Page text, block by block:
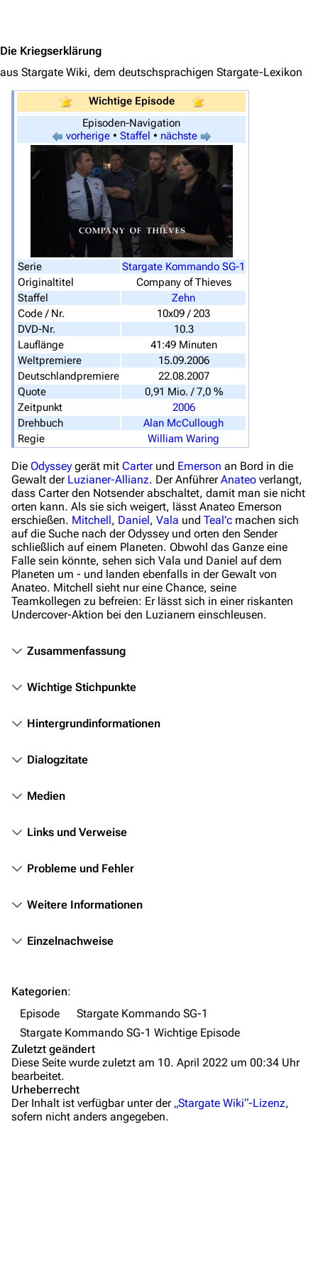
3638 2133 346.354
Navigation
Hauptseite
Von A bis Z
Spezialseiten
Datei hochladen
Filme und Serien
Stargate SG-1
Stargate Atlantis
Stargate Universe
Stargate Origins
Stargate Infinity
Stargate-Romane
Filme
Das Stargate-Universum
Themenportal
Völker
Orte
Kommerzielles
Autorenportal
Themengruppen
Wiki-Diskussion
Anfragen
Administrations-Übersicht
Löschantrag
Vandalismus melden
Die Kriegserklärung
aus Stargate Wiki, dem deutschsprachigen Stargate-Lexikon
Wichtige Episode
Episoden-Navigation
vorherige• Staffel • nächste
Serie
Stargate Kommando SG-1
Originaltitel
Company of Thieves
Staffel
Zehn
Code / Nr.
10x09 / 203
DVD-Nr.
10.3
Lauflänge
41:49 Minuten
Weltpremiere
15.09.2006
Deutschlandpremiere
22.08.2007
Quote
0,91 Mio. / 7,0 %
Zeitpunkt
2006
Drehbuch
Alan McCullough
Regie
William Waring
Die Odyssey gerät mit Carterund Emerson an Bord in die
Gewalt der Luzianer-Allianz. Der AnführerAnateo verlangt,
dass Carter den Notsender abschaltet, damit man sie nicht
orten kann. Als sie sich weigert, lässt Anateo Emerson
erschießen. Mitchell, Daniel, Vala und Teal'c machen sich
auf die Suche nach der Odyssey und orten den Sender
schließlich auf einem Planeten. Obwohl das Ganze eine
Falle sein könnte, sehen sich Vala und Daniel auf dem
Planeten um - und landen ebenfalls in der Gewalt von
Anateo. Mitchell sieht nur eine Chance, seine
Teamkollegen zu befreien: Er lässt sich in einer riskanten
Undercover-Aktion bei den Luzianern einschleusen.
Zusammenfassung
Wichtige Stichpunkte
Hintergrundinformationen
Dialogzitate
Medien
Links und Verweise
Probleme und Fehler
Weitere Informationen
Einzelnachweise
Kategorien:
Episode
Stargate Kommando SG-1
Stargate Kommando SG-1 Wichtige Episode
Zuletzt geändert
Diese Seite wurde zuletzt am 10. April 2022 um 00:34 Uhr
bearbeitet.
Urheberrecht
Der Inhalt ist verfügbar unter der „Stargate Wiki“-Lizenz,
sofern nicht anders angegeben.